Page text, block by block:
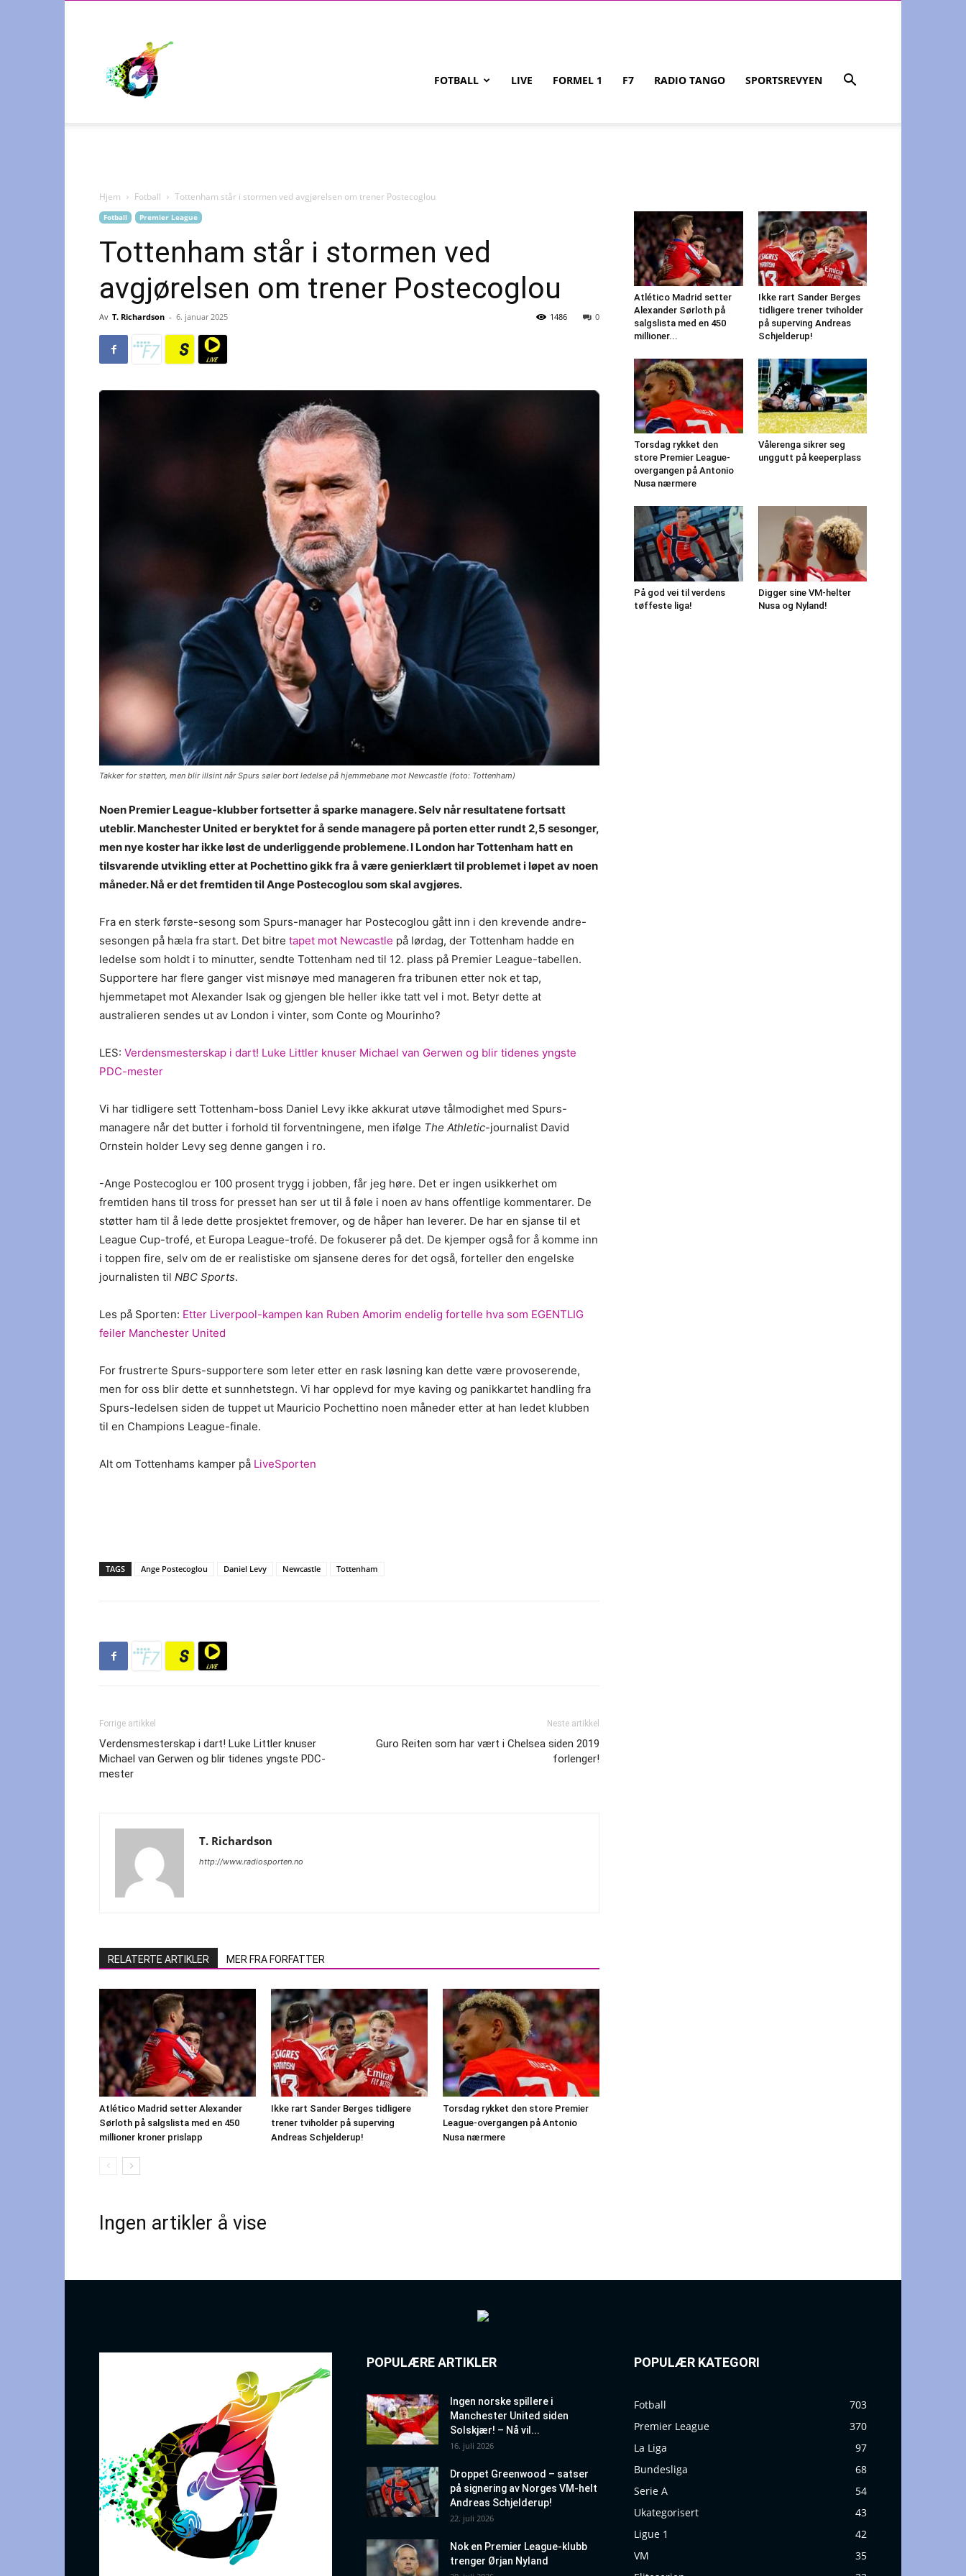
FOTBALL LIVE FORMEL 1 F7 RADIO TANGO SPORTSREVYEN
Hjem Fotball Tottenham står i stormen ved avgjørelsen om trener Postecoglou
Fotball Premier League
Tottenham står i stormen ved
avgjørelsen om trener Postecoglou
Av T. Richardson - 6. januar 2025 0
1486
Takker for støtten, men blir illsint når Spurs søler bort ledelse på hjemmebane mot Newcastle (foto: Tottenham)
Noen Premier League-klubber fortsetter å sparke managere. Selv når resultatene fortsatt
uteblir. Manchester United er beryktet for å sende managere på porten etter rundt 2,5 sesonger,
men nye koster har ikke løst de underliggende problemene. I London har Tottenham hatt en
tilsvarende utvikling etter at Pochettino gikk fra å være genierklært til problemet i løpet av noen
måneder. Nå er det fremtiden til Ange Postecoglou som skal avgjøres.
Fra en sterk første-sesong som Spurs-manager har Postecoglou gått inn i den krevende andre-
sesongen på hæla fra start. Det bitre tapet mot Newcastle på lørdag, der Tottenham hadde en
ledelse som holdt i to minutter, sendte Tottenham ned til 12. plass på Premier League-tabellen.
Supportere har flere ganger vist misnøye med manageren fra tribunen etter nok et tap,
hjemmetapet mot Alexander Isak og gjengen ble heller ikke tatt vel i mot. Betyr dette at
australieren sendes ut av London i vinter, som Conte og Mourinho?
LES: Verdensmesterskap i dart! Luke Littler knuser Michael van Gerwen og blir tidenes yngste
PDC-mester
Vi har tidligere sett Tottenham-boss Daniel Levy ikke akkurat utøve tålmodighet med Spurs-
managere når det butter i forhold til forventningene, men ifølge The Athletic-journalist David
Ornstein holder Levy seg denne gangen i ro.
-Ange Postecoglou er 100 prosent trygg i jobben, får jeg høre. Det er ingen usikkerhet om
fremtiden hans til tross for presset han ser ut til å føle i noen av hans offentlige kommentarer. De
støtter ham til å lede dette prosjektet fremover, og de håper han leverer. De har en sjanse til et
League Cup-trofé, et Europa League-trofé. De fokuserer på det. De kjemper også for å komme inn
i toppen fire, selv om de er realistiske om sjansene deres for det også, forteller den engelske
journalisten til NBC Sports.
Les på Sporten: Etter Liverpool-kampen kan Ruben Amorim endelig fortelle hva som EGENTLIG
feiler Manchester United
For frustrerte Spurs-supportere som leter etter en rask løsning kan dette være provoserende,
men for oss blir dette et sunnhetstegn. Vi har opplevd for mye kaving og panikkartet handling fra
Spurs-ledelsen siden de tuppet ut Mauricio Pochettino noen måneder etter at han ledet klubben
til en Champions League-finale.
Alt om Tottenhams kamper på LiveSporten
TAGS Ange Postecoglou Daniel Levy Newcastle Tottenham
Forrige artikkel
Verdensmesterskap i dart! Luke Littler knuser
Michael van Gerwen og blir tidenes yngste PDC-
mester
Neste artikkel
Guro Reiten som har vært i Chelsea siden 2019
forlenger!
T. Richardson
http://www.radiosporten.no
RELATERTE ARTIKLER MER FRA FORFATTER
Atlético Madrid setter Alexander
Sørloth på salgslista med en 450
millioner kroner prislapp
Ikke rart Sander Berges tidligere
trener tviholder på superving
Andreas Schjelderup!
Torsdag rykket den store Premier
League-overgangen på Antonio
Nusa nærmere
Ingen artikler å vise
Atlético Madrid setter
Alexander Sørloth på
salgslista med en 450
millioner...
Ikke rart Sander Berges
tidligere trener tviholder
på superving Andreas
Schjelderup!
Torsdag rykket den
store Premier League-
overgangen på Antonio
Nusa nærmere
Vålerenga sikrer seg
unggutt på keeperplass
På god vei til verdens
tøffeste liga!
Digger sine VM-helter
Nusa og Nyland!
POPULÆRE ARTIKLER
Ingen norske spillere i
Manchester United siden
Solskjær! – Nå vil...
16. juli 2026
Droppet Greenwood – satser
på signering av Norges VM-helt
Andreas Schjelderup!
22. juli 2026
Nok en Premier League-klubb
trenger Ørjan Nyland
POPULÆR KATEGORI
Fotball
703
Premier League
370
La Liga
97
Bundesliga
68
Serie A
54
Ukategorisert
43
Ligue 1
42
VM
35